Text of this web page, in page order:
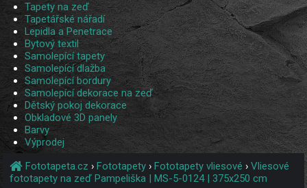
Tapety na zeď
Tapetářské nářadí
Lepidla a Penetrace
Bytový textil
Samolepící tapety
Samolepící dlažba
Samolepící bordury
Samolepící dekorace na zeď
Dětský pokoj dekorace
Obkladové 3D panely
Barvy
Výprodej
Fototapeta.cz ›Fototapety ›Fototapety vliesové ›Vliesové
fototapety na zeď Pampeliška | MS-5-0124 | 375x250 cm